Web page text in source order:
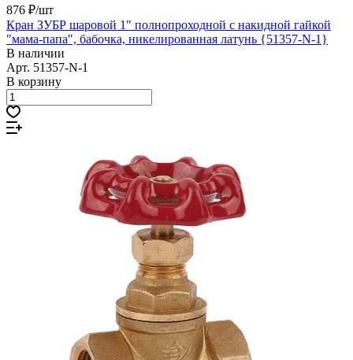
876 ₽/шт
Кран ЗУБР шаровой 1" полнопроходной с накидной гайкой
"мама-папа", бабочка, никелированная латунь {51357-N-1}
В наличии
Арт. 51357-N-1
В корзину